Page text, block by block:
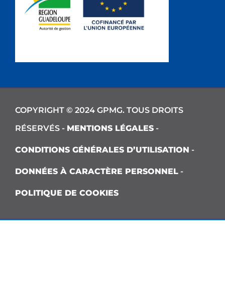
COPYRIGHT © 2024 GPMG. TOUS DROITS
RÉSERVÉS - MENTIONS LÉGALES -
CONDITIONS GÉNÉRALES D’UTILISATION -
DONNÉES À CARACTÈRE PERSONNEL -
POLITIQUE DE COOKIES